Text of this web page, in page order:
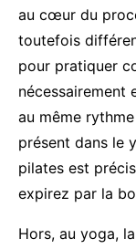
au cœur du
toutefois
pour pratiquer
nécessairement
au même
présent dans le
pilates est
expirez par la
Hors, au yoga,